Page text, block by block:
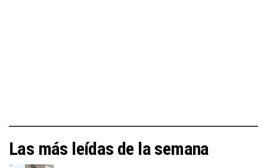
Las más leídas de la semana